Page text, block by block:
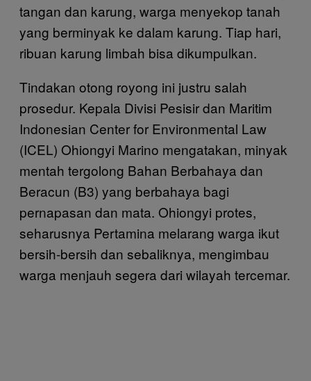
tangan dan karung, warga menyekop tanah
yang berminyak ke dalam karung. Tiap hari,
ribuan karung limbah bisa dikumpulkan.
Tindakan otong royong ini justru salah
prosedur. Kepala Divisi Pesisir dan Maritim
Indonesian Center for Environmental Law
(ICEL) Ohiongyi Marino mengatakan, minyak
mentah tergolong Bahan Berbahaya dan
Beracun (B3) yang berbahaya bagi
pernapasan dan mata. Ohiongyi protes,
seharusnya Pertamina melarang warga ikut
bersih-bersih dan sebaliknya, mengimbau
warga menjauh segera dari wilayah tercemar.